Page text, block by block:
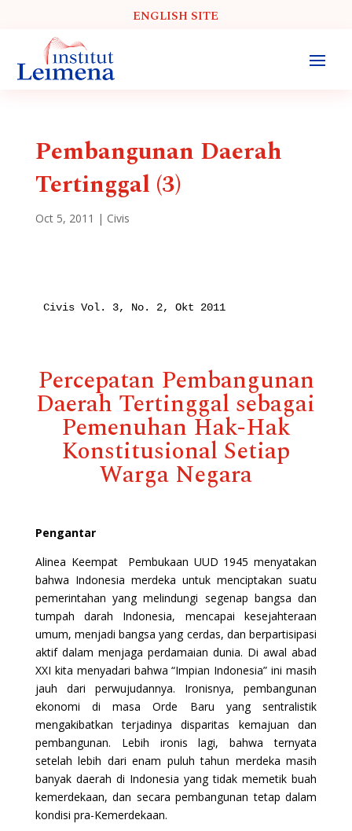
ENGLISH SITE
Pembangunan Daerah
Tertinggal (3)
Oct 5, 2011 | Civis
Civis Vol. 3, No. 2, Okt 2011
Percepatan Pembangunan
Daerah Tertinggal sebagai
Pemenuhan Hak-Hak
Konstitusional Setiap
Warga Negara
Pengantar
Alinea Keempat Pembukaan UUD 1945 menyatakan
bahwa Indonesia merdeka untuk menciptakan suatu
pemerintahan yang melindungi segenap bangsa dan
tumpah darah Indonesia, mencapai kesejahteraan
umum, menjadi bangsa yang cerdas, dan berpartisipasi
aktif dalam menjaga perdamaian dunia. Di awal abad
XXI kita menyadari bahwa “Impian Indonesia” ini masih
jauh dari perwujudannya. Ironisnya, pembangunan
ekonomi di masa Orde Baru yang sentralistik
mengakibatkan terjadinya disparitas kemajuan dan
pembangunan. Lebih ironis lagi, bahwa ternyata
setelah lebih dari enam puluh tahun merdeka masih
banyak daerah di Indonesia yang tidak memetik buah
kemerdekaan, dan secara pembangunan tetap dalam
kondisi pra-Kemerdekaan.